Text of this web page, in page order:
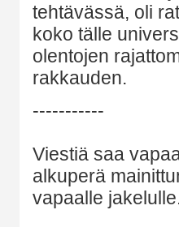
tehtävässä, oli
koko tälle
olentojen
rakkauden.
-----------
Viestiä saa
alkuperä
vapaalle